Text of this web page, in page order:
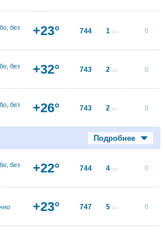
без
+23° 744 1 м/с 0
без
+32° 743 2 м/с 0
без
+26° 743 2 м/с 0
Подробнее
без
+22° 744 4 м/с 0
+23° 747 5 м/с 0